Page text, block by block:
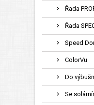
Řada
Řada
Speed
ColorVu
Do
Se